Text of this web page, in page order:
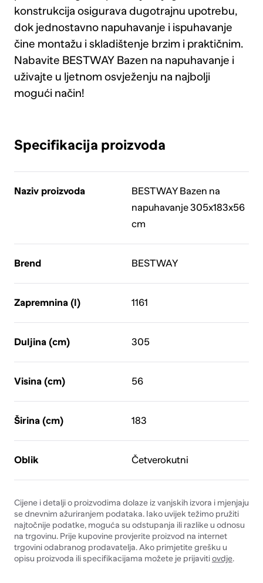
konstrukcija osigurava dugotrajnu upotrebu,
dok jednostavno napuhavanje i ispuhavanje
čine montažu i skladištenje brzim i praktičnim.
Nabavite BESTWAY Bazen na napuhavanje i
uživajte u ljetnom osvježenju na najbolji
mogući način!
Specifikacija proizvoda
Naziv proizvoda
BESTWAY Bazen na
napuhavanje 305x183x56
cm
Brend BESTWAY
Zapremnina (l) 1161
Duljina (cm) 305
Visina (cm) 56
Širina (cm) 183
Oblik Četverokutni
Cijene i detalji o proizvodima dolaze iz vanjskih izvora i mjenjaju
se dnevnim ažuriranjem podataka. Iako uvijek težimo pružiti
najtočnije podatke, moguća su odstupanja ili razlike u odnosu
na trgovinu. Prije kupovine provjerite proizvod na internet
trgovini odabranog prodavatelja. Ako primjetite grešku u
opisu proizvoda ili specifikacijama možete je prijavitiovdje.